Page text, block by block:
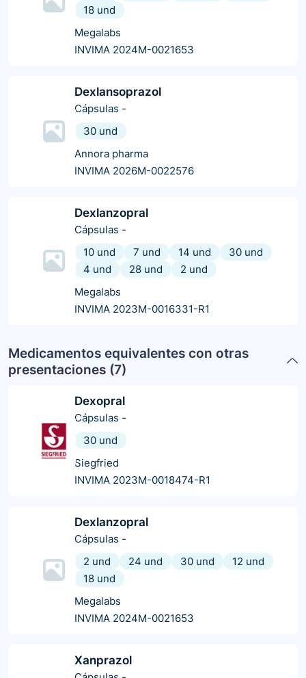
18 und
Megalabs
INVIMA 2024M-0021653
Dexlansoprazol
Cápsulas -
30 und
Annora pharma
INVIMA 2026M-0022576
Dexlanzopral
Cápsulas -
10 und
7 und 14 und
30 und
4 und
28 und
2 und
Megalabs
INVIMA 2023M-0016331-R1
Medicamentos equivalentes con otras
presentaciones (7)
Dexopral
Cápsulas -
30 und
Siegfried
INVIMA 2023M-0018474-R1
Dexlanzopral
Cápsulas -
2 und
24 und 30 und
12 und
18 und
Megalabs
INVIMA 2024M-0021653
Xanprazol